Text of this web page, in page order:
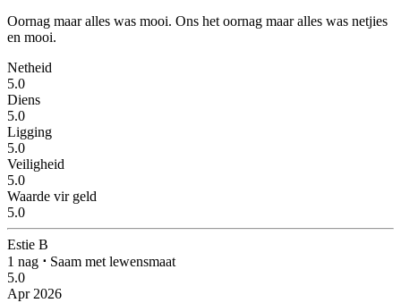
Oornag maar alles was mooi. Ons het oornag maar alles was netjies
en mooi.
Netheid
5.0
Diens
5.0
Ligging
5.0
Veiligheid
5.0
Waarde vir geld
5.0
Estie B
1 nag ⋅ Saam met lewensmaat
5.0
Apr 2026